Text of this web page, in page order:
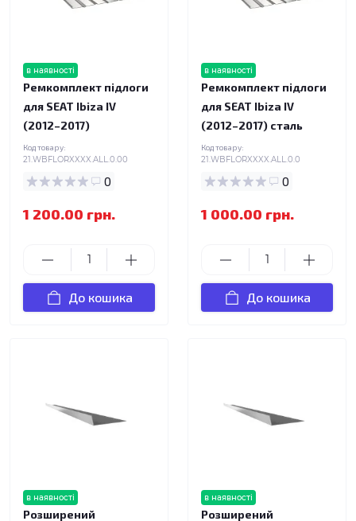
в наявності
Ремкомплект підлоги
для SEAT Ibiza IV
(2012–2017)
Код товару:
21.WBFLORXXXX.ALL.0.00
0
1 200.00 грн.
До кошика
в наявності
Ремкомплект підлоги
для SEAT Ibiza IV
(2012–2017) сталь
Код товару:
21.WBFLORXXXX.ALL.0.0
0
1 000.00 грн.
До кошика
в наявності
Розширений
в наявності
Розширений